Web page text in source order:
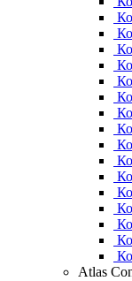
Atlas